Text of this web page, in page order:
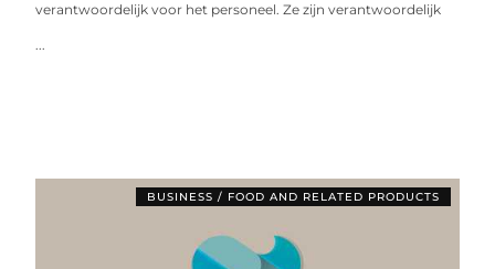
verantwoordelijk voor het personeel. Ze zijn verantwoordelijk
...
BUSINESS / FOOD AND RELATED PRODUCTS